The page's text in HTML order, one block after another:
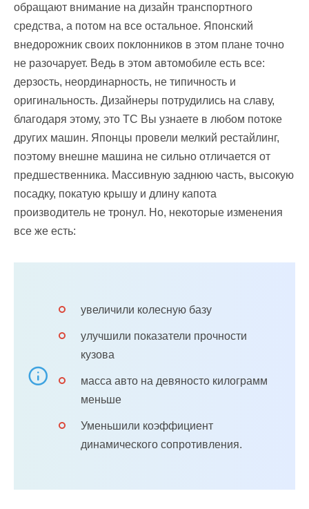
обращают внимание на дизайн транспортного
средства, а потом на все остальное. Японский
внедорожник своих поклонников в этом плане точно
не разочарует. Ведь в этом автомобиле есть все:
дерзость, неординарность, не типичность и
оригинальность. Дизайнеры потрудились на славу,
благодаря этому, это ТС Вы узнаете в любом потоке
других машин. Японцы провели мелкий рестайлинг,
поэтому внешне машина не сильно отличается от
предшественника. Массивную заднюю часть, высокую
посадку, покатую крышу и длину капота
производитель не тронул. Но, некоторые изменения
все же есть:
увеличили колесную базу
улучшили показатели прочности
кузова
масса авто на девяносто килограмм
меньше
Уменьшили коэффициент
динамического сопротивления.